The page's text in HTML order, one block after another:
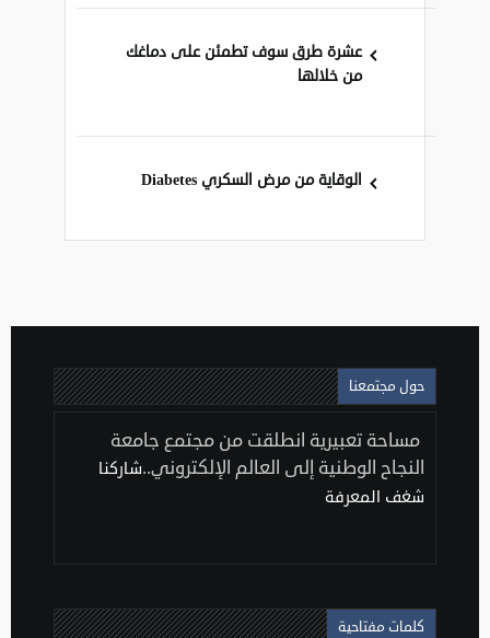
عشرة طرق سوف تطمئن على دماغك
من خلالها
الوقاية من مرض السكري Diabetes
حول مجتمعنا
مساحة تعبيرية انطلقت من مجتمع جامعة
النجاح الوطنية إلى العالم الإلكتروني..شاركنا
شغف المعرفة
كلمات مفتاحية